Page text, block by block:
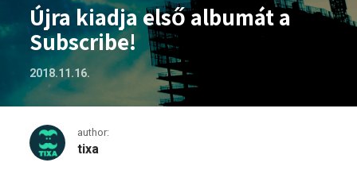
Újra kiadja első albumát a
Subscribe!
2018.11.16.
author:
tixa